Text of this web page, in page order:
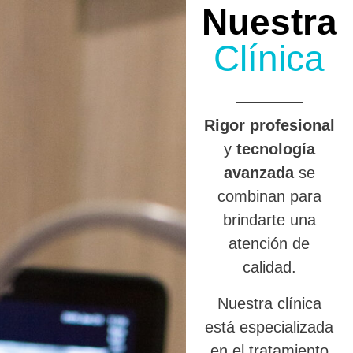
Nuestra
Clínica
Rigor profesional
y tecnología
avanzadase
combinan para
brindarte una
atención de
calidad.
Nuestra clínica
está especializada